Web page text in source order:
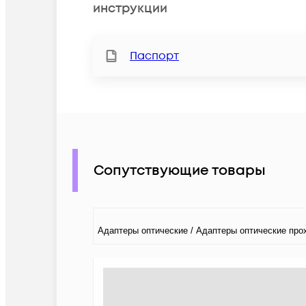
инструкции
Паспорт
Сопутствующие товары
Адаптеры оптические / Адаптеры оптические